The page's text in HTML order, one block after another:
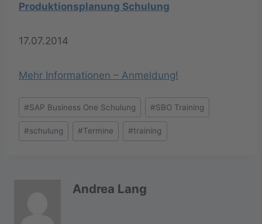
Produktionsplanung Schulung
17.07.2014
Mehr Informationen – Anmeldung!
Schlagworte:
#SAP Business One Schulung #SBO Training
#schulung #Termine #training
Andrea Lang